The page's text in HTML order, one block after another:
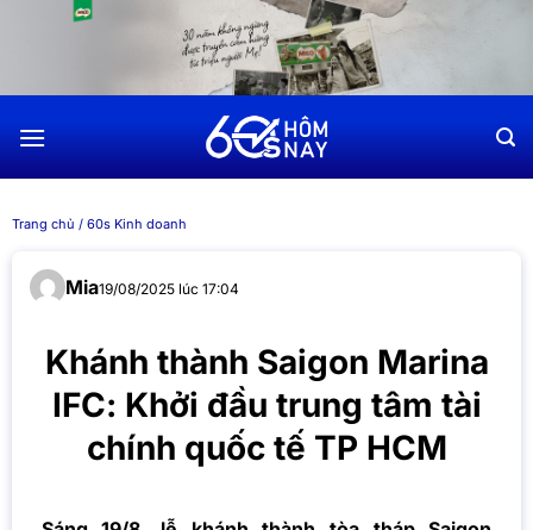
dung
Trang chủ / 60s Kinh doanh
Mia19/08/2025 lúc 17:04
Khánh thành Saigon Marina
IFC: Khởi đầu trung tâm tài
chính quốc tế TP HCM